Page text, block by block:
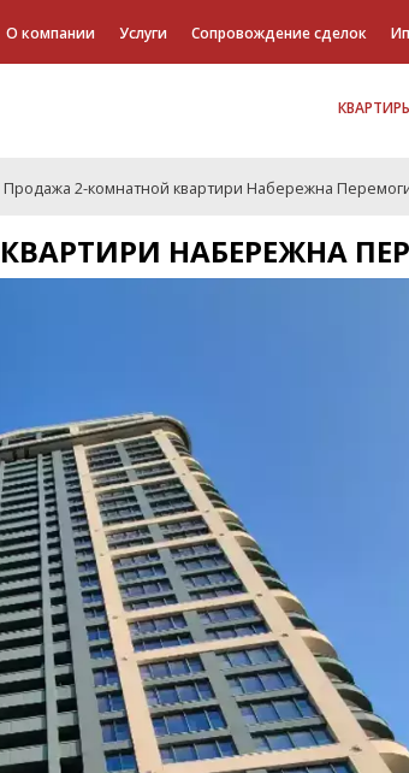
О компании Услуги Сопровождение сделок
Продажа 2-комнатной квартири Набережна
НАБЕРЕЖНА